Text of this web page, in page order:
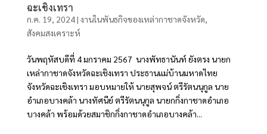
ฉะเชิงเทรา
ก.ค. 19, 2024| งานในพันธกิจของเหล่ากาชาดจังหวัด,
สังคมสงเคราะห์
วันพฤหัสบดีที่ 4 มกราคม 2567 นางพัทธานันท์ ยังตรง นายก
เหล่ากาชาดจังหวัดฉะเชิงเทรา ประธานแม่บ้านมหาดไทย
จังหวัดฉะเชิงเทรา มอบหมายให้ นายสุพจน์ ตรีรัตนนุกูล นาย
อำเภอบางคล้า นางทัศนีย์ ตรีรัตนนุกูล นายกกิ่งกาชาดอำเภอ
บางคล้า พร้อมด้วยสมาชิกกิ่งกาชาดอำเภอบางคล้า...